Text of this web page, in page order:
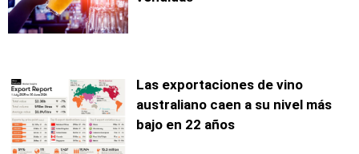
Las exportaciones de vino
australiano caen a su nivel más
bajo en 22 años